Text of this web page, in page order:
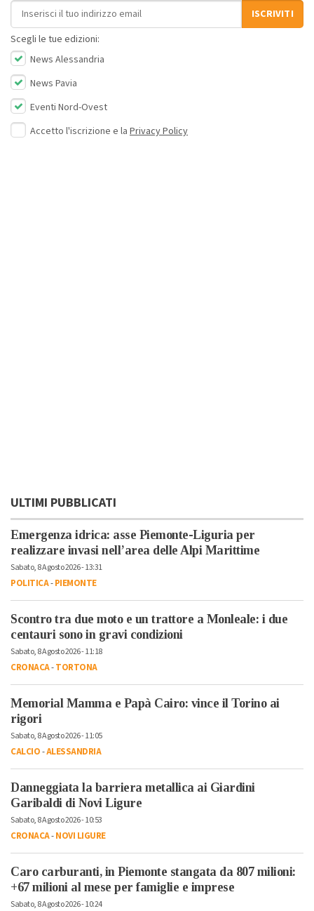
Indirizzo email
ISCRIVITI
Scegli le tue edizioni:
News Alessandria
News Pavia
Eventi Nord-Ovest
Accetto l'iscrizione e la Privacy Policy
ULTIMI PUBBLICATI
Emergenza idrica: asse Piemonte-Liguria per
realizzare invasi nell’area delle Alpi Marittime
Sabato, 8 Agosto 2026 - 13:31
POLITICA-PIEMONTE
Scontro tra due moto e un trattore a Monleale: i due
centauri sono in gravi condizioni
Sabato, 8 Agosto 2026 - 11:18
CRONACA-TORTONA
Memorial Mamma e Papà Cairo: vince il Torino ai
rigori
Sabato, 8 Agosto 2026 - 11:05
CALCIO-ALESSANDRIA
Danneggiata la barriera metallica ai Giardini
Garibaldi di Novi Ligure
Sabato, 8 Agosto 2026 - 10:53
CRONACA-NOVI LIGURE
Caro carburanti, in Piemonte stangata da 807 milioni:
+67 milioni al mese per famiglie e imprese
Sabato, 8 Agosto 2026 - 10:24